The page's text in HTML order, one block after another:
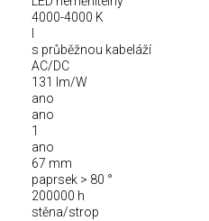
4000-4000 K
s průběžnou kabeláží
AC/DC
131 lm/W
ano
ano
1
ano
67 mm
paprsek > 80 °
200000 h
stěna/strop